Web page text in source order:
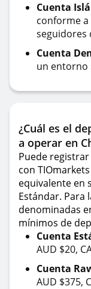
Cuenta
conforme a
seguidores
Cuenta
un entorno
¿Cuál es el
a operar en
Puede
con
equivalente en
Estándar. Para
denominadas
mínimos de
Cuenta
Cuenta